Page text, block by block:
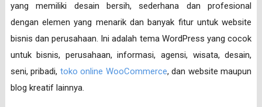
yang memiliki desain bersih, sederhana dan profesional
dengan elemen yang menarik dan banyak fitur untuk website
bisnis dan perusahaan. Ini adalah tema WordPress yang cocok
untuk bisnis, perusahaan, informasi, agensi, wisata, desain,
seni, pribadi, toko online WooCommerce, dan website maupun
blog kreatif lainnya.